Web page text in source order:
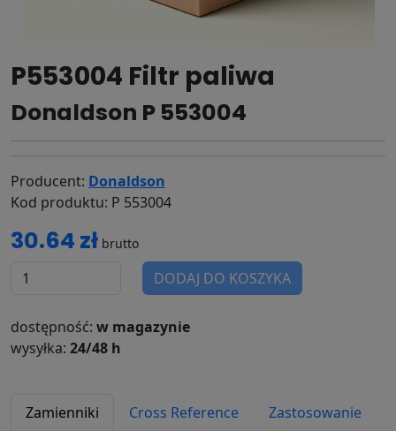
P553004 Filtr paliwa
Donaldson P 553004
Producent: Donaldson
Kod produktu: P 553004
30.64 zł brutto
DODAJ DO KOSZYKA
dostępność: w magazynie
wysyłka: 24/48 h
Zamienniki Cross Reference
Zastosowanie